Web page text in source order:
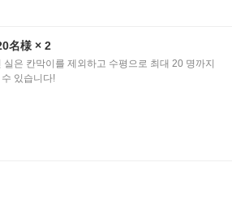
名様 × 2
실은 칸막이를 제외하고 수평으로 최대 20 명까지
있습니다!
舗情報をシェアする
前寿司食べ放題 ふらり寿司 名古